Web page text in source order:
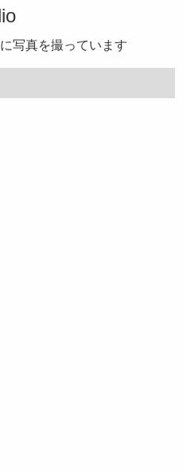
写真を撮っています